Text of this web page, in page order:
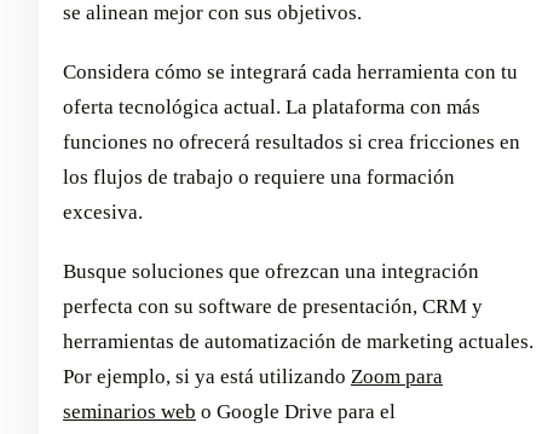
se alinean mejor con sus objetivos.
Considera cómo se integrará cada herramienta con tu
oferta tecnológica actual. La plataforma con más
funciones no ofrecerá resultados si crea fricciones en
los flujos de trabajo o requiere una formación
excesiva.
Busque soluciones que ofrezcan una integración
perfecta con su software de presentación, CRM y
herramientas de automatización de marketing actuales.
Por ejemplo, si ya está utilizando Zoom para
seminarios web o Google Drive para el